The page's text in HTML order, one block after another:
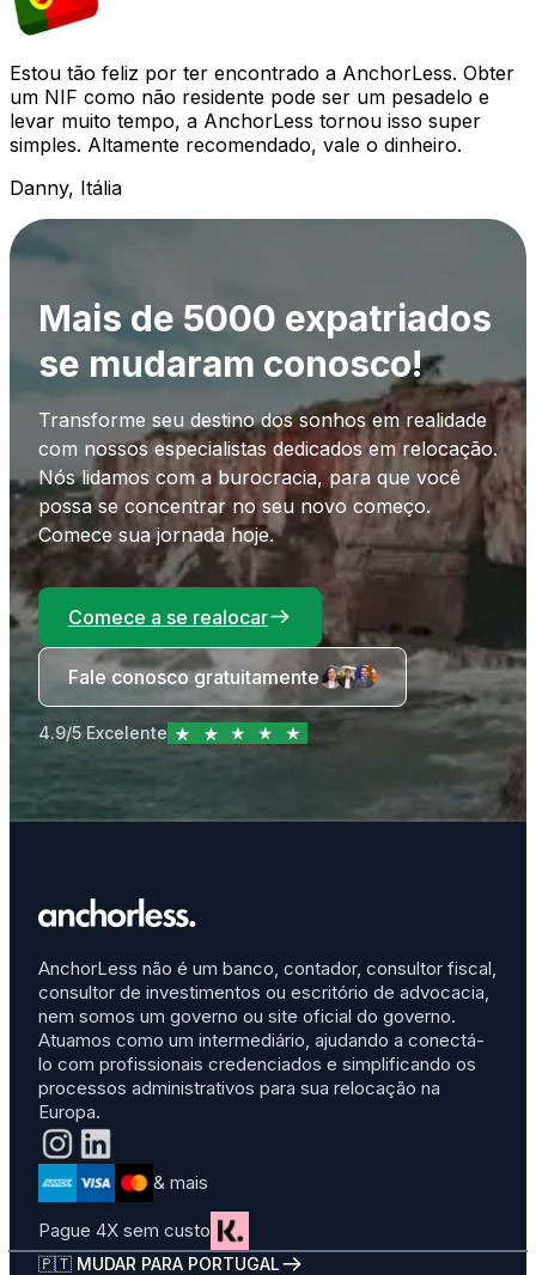
Estou tão feliz por ter encontrado a AnchorLess. Obter
um NIF como não residente pode ser um pesadelo e
levar muito tempo, a AnchorLess tornou isso super
simples. Altamente recomendado, vale o dinheiro.
Danny, Itália
Mais de 5000 expatriados
se mudaram conosco!
Transforme seu destino dos sonhos em realidade
com nossos especialistas dedicados em relocação.
Nós lidamos com a burocracia, para que você
possa se concentrar no seu novo começo.
Comece sua jornada hoje.
Comece a se realocar
Fale conosco gratuitamente
4.9/5 Excelente
AnchorLess não é um banco, contador, consultor fiscal,
consultor de investimentos ou escritório de advocacia,
nem somos um governo ou site oficial do governo.
Atuamos como um intermediário, ajudando a conectá-
lo com profissionais credenciados e simplificando os
processos administrativos para sua relocação na
Europa.
& mais
Pague 4X sem custo
🇵🇹 MUDAR PARA PORTUGAL